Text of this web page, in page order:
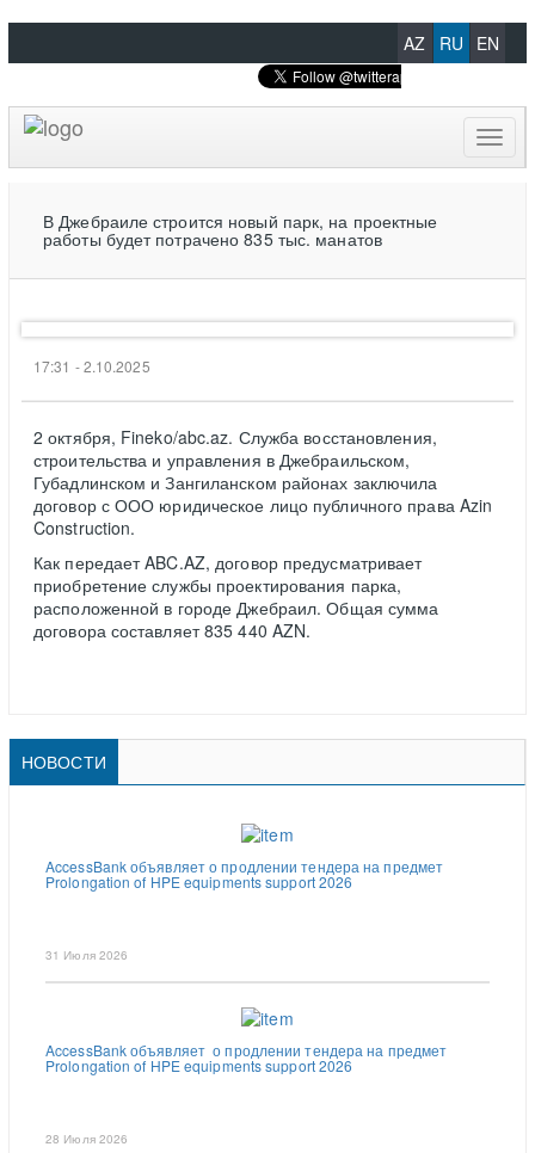
AZ RU EN
В Джебраиле строится новый парк, на проектные
работы будет потрачено 835 тыс. манатов
17:31 - 2.10.2025
2 октября, Fineko/abc.az. Служба восстановления,
строительства и управления в Джебраильском,
Губадлинском и Зангиланском районах заключила
договор с ООО юридическое лицо публичного права Azin
Construction.
Как передает ABC.AZ, договор предусматривает
приобретение службы проектирования парка,
расположенной в городе Джебраил. Общая сумма
договора составляет 835 440 AZN.
НОВОСТИ
AccessBank объявляет о продлении тендера на предмет
Prolongation of HPE equipments support 2026
31 Июля 2026
AccessBank объявляет о продлении тендера на предмет
Prolongation of HPE equipments support 2026
28 Июля 2026